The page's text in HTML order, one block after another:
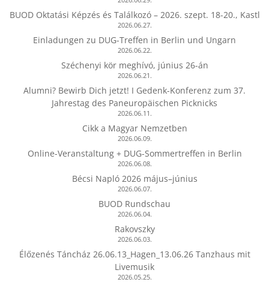
BUOD Oktatási Képzés és Találkozó – 2026. szept. 18-20., Kastl
2026.06.27.
Einladungen zu DUG-Treffen in Berlin und Ungarn
2026.06.22.
Széchenyi kör meghívó, június 26-án
2026.06.21.
Alumni? Bewirb Dich jetzt! I Gedenk-Konferenz zum 37.
Jahrestag des Paneuropäischen Picknicks
2026.06.11.
Cikk a Magyar Nemzetben
2026.06.09.
Online-Veranstaltung + DUG-Sommertreffen in Berlin
2026.06.08.
Bécsi Napló 2026 május–június
2026.06.07.
BUOD Rundschau
2026.06.04.
Rakovszky
2026.06.03.
Élőzenés Táncház 26.06.13_Hagen_13.06.26 Tanzhaus mit
Livemusik
2026.05.25.